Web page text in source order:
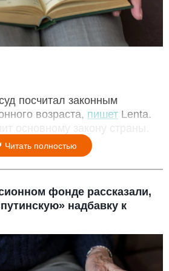
посчитал законным
возраста, пишет Lenta.
основному закону страны.
Читать полностью
фонде рассказали,
надбавку к